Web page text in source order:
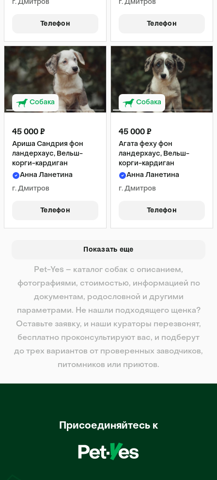
г. Дмитров
Телефон
г. Дмитров
Телефон
Собака
45 000 ₽
Ариша Сандрия фон
ландерхаус, Вельш-
корги-кардиган
Анна Ланетина
г. Дмитров
Телефон
Собака
45 000 ₽
Агата феху фон
ландерхаус, Вельш-
корги-кардиган
Анна Ланетина
г. Дмитров
Телефон
Показать еще
Pet-Yes – каталог собак с описанием,
фотографиями, стоимостью, информацией по
документам, родословной и другими
параметрами. Не нашли подходящего щенка?
Оставьте заявку, и наши кураторы перезвонят,
бесплатно проконсультируют вас, и подберут
до трех вариантов от проверенных заводчиков,
питомников или приютов.
Присоединяйтесь к